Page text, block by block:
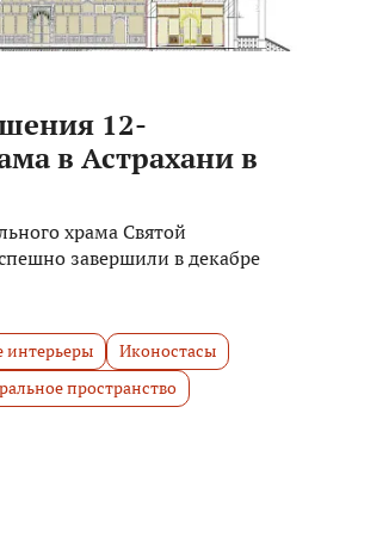
12-
в Астрахани в
храма Святой
завершили в декабре
интерьеры
Иконостасы
пространство